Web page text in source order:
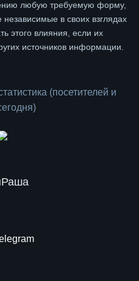
любую требуемую форму,
в своих взглядах
этого влияния, если их
источников информации.